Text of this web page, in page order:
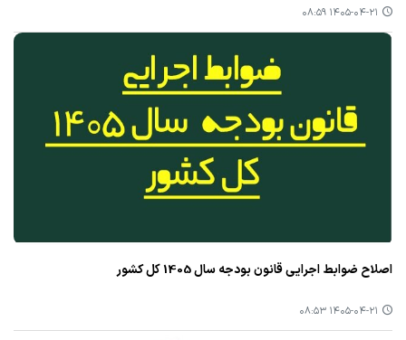
۱۴۰۵-۰۴-۲۱ ۰۸:۵۹
اصلاح ضوابط اجرایی قانون بودجه سال 1405 کل کشور
۱۴۰۵-۰۴-۲۱ ۰۸:۵۳